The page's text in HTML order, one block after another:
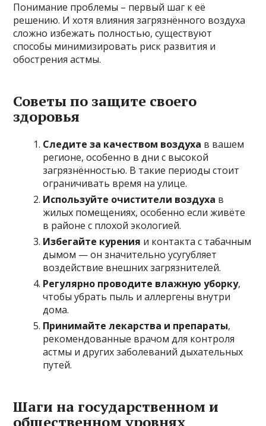
Понимание проблемы – первый шаг к её
решению. И хотя влияния загрязнённого воздуха
сложно избежать полностью, существуют
способы минимизировать риск развития и
обострения астмы.
Советы по защите своего
здоровья
Следите за качеством воздуха в вашем
регионе, особенно в дни с высокой
загрязнённостью. В такие периоды стоит
ограничивать время на улице.
Используйте очистители воздуха в
жилых помещениях, особенно если живёте
в районе с плохой экологией.
Избегайте курения и контакта с табачным
дымом — он значительно усугубляет
воздействие внешних загрязнителей.
Регулярно проводите влажную уборку,
чтобы убрать пыль и аллергены внутри
дома.
Принимайте лекарства и препараты,
рекомендованные врачом для контроля
астмы и других заболеваний дыхательных
путей.
Шаги на государственном и
общественном уровнях